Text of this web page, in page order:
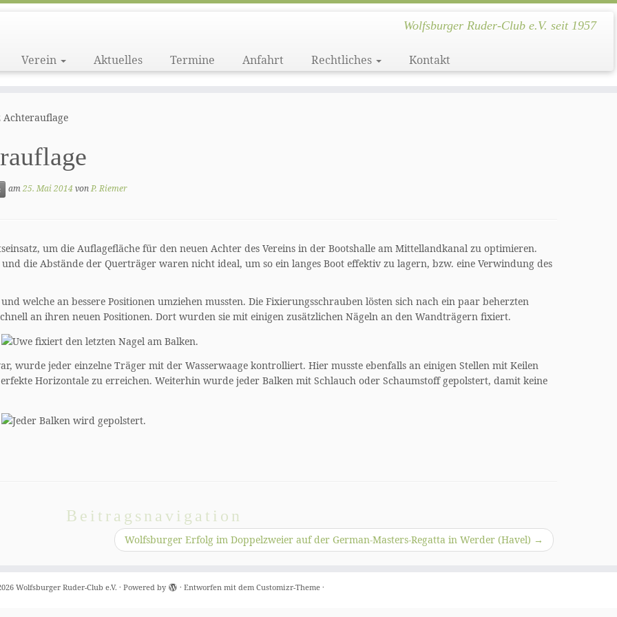
Wolfsburger Ruder-Club e.V. seit 1957
Verein Aktuelles Termine Anfahrt Rechtliches Kontakt
Achterauflage
am25. Mai 2014vonP. Riemer
um die Auflagefläche für den neuen Achter des Vereins in der Bootshalle am Mittellandkanal zu optimieren.
die Abstände der Querträger waren nicht ideal, um so ein langes Boot effektiv zu lagern, bzw. eine Verwindung des
welche an bessere Positionen umziehen mussten. Die Fixierungsschrauben lösten sich nach ein paar beherzten
an ihren neuen Positionen. Dort wurden sie mit einigen zusätzlichen Nägeln an den Wandträgern fixiert.
wurde jeder einzelne Träger mit der Wasserwaage kontrolliert. Hier musste ebenfalls an einigen Stellen mit Keilen
Horizontale zu erreichen. Weiterhin wurde jeder Balken mit Schlauch oder Schaumstoff gepolstert, damit keine
Beitragsnavigation
Wolfsburger Erfolg im Doppelzweier auf der German-Masters-Regatta in Werder (Havel) →
Wolfsburger Ruder-Club e.V. · Powered by · Entworfen mit dem Customizr-Theme·